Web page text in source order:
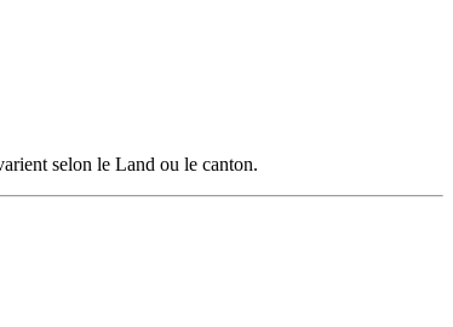
selon le Land ou le canton.